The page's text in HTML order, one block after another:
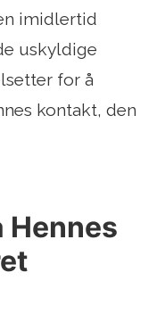
imidlertid
uskyldige
for å
kontakt, den
Hennes